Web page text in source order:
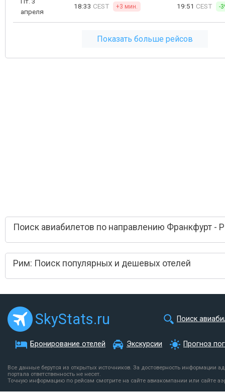
апреля
18:33 CEST +3 мин. 19:51 CEST -
Показать больше рейсов
Поиск авиабилетов по направлению Франкфурт -
Рим: Поиск популярных и дешевых отелей
SkyStats.ru Поиск
Бронирование отелей Экскурсии Прогноз
Все данные берутся из открытых источников. За достоверность информации
портала ответственность не несет.
Точную информацию по рейсам смотрите на сайте авиакомпании или сайте